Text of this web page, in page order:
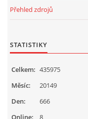
RECENZE NA KNIHY
MIKULÁŠSKÁ NADÍLKA
Přehled zdrojů
STATISTIKY
Online: 8
Celkem: 435975
Měsíc:
20149
Den:
666